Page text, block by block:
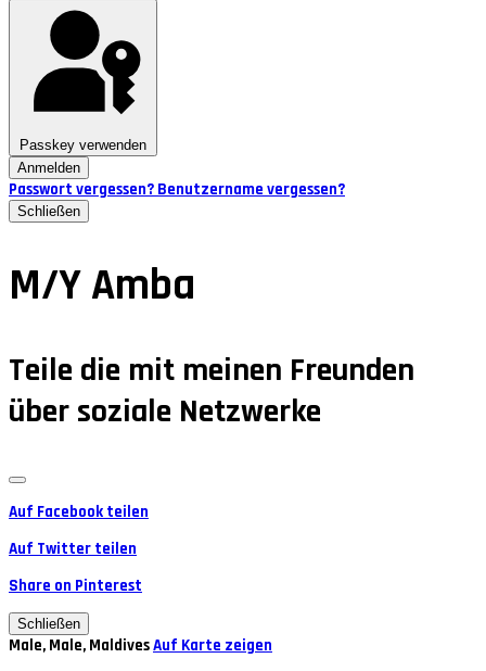
Passkey verwenden
Anmelden
Passwort vergessen? Benutzername vergessen?
Schließen
M/Y Amba
Teile die mit meinen Freunden
über soziale Netzwerke
Auf Facebook teilen
Auf Twitter teilen
Share on Pinterest
Schließen
Male, Male, MaldivesAuf Karte zeigen